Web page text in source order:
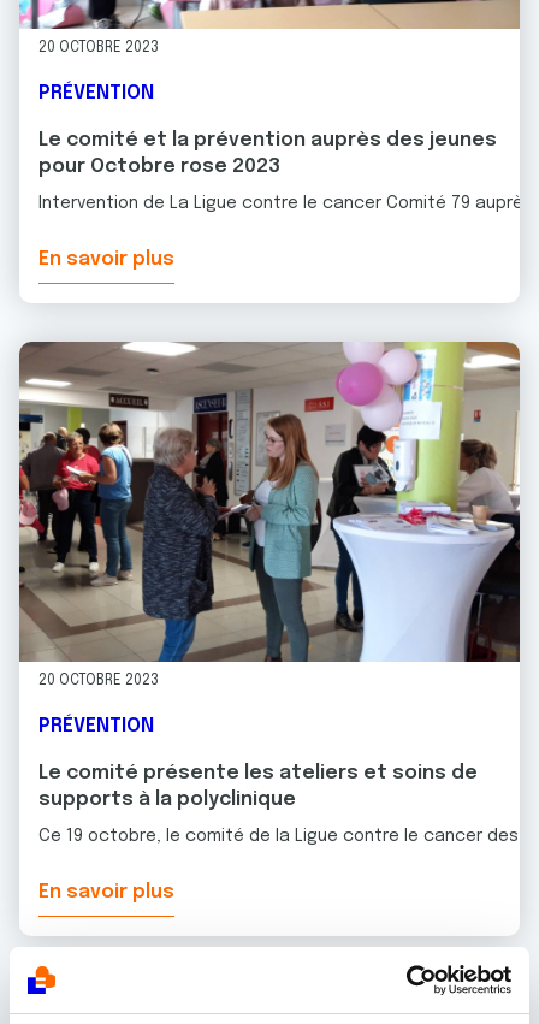
20 OCTOBRE 2023
PRÉVENTION
Le comité et la prévention auprès des jeunes
pour Octobre rose 2023
Intervention de La Ligue contre le cancer Comité 79 auprès
En savoir plus
20 OCTOBRE 2023
PRÉVENTION
Le comité présente les ateliers et soins de
supports à la polyclinique
Ce 19 octobre, le comité de la Ligue contre le cancer des
En savoir plus
Toutes les actualités